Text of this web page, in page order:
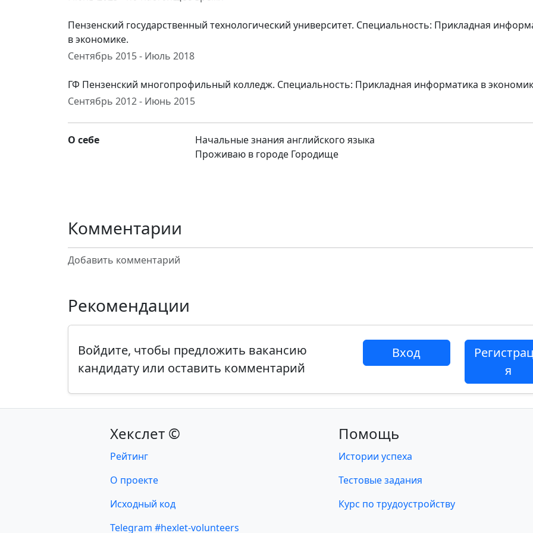
Пензенский государственный технологический университет. Специальность: Прикладная
в экономике.
Сентябрь 2015 - Июль 2018
ГФ Пензенский многопрофильный колледж. Специальность: Прикладная информатика в
Сентябрь 2012 - Июнь 2015
О себе
Начальные знания английского языка
Проживаю в городе Городище
Комментарии
Добавить комментарий
Рекомендации
Войдите, чтобы предложить вакансию
кандидату или оставить комментарий
Вход
я
Хекслет ©
Рейтинг
О проекте
Исходный код
Telegram #hexlet-volunteers
Помощь
Истории успеха
Тестовые задания
Курс по трудоустройству